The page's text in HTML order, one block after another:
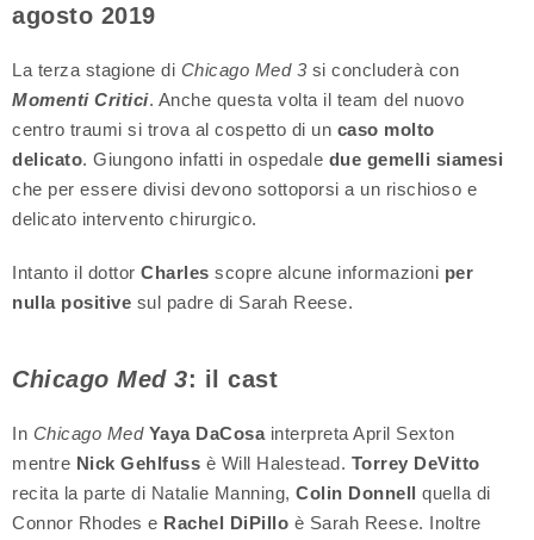
agosto 2019
La terza stagione di Chicago Med 3 si concluderà con
Momenti Critici. Anche questa volta il team del nuovo
centro traumi si trova al cospetto di un caso molto
delicato. Giungono infatti in ospedale due gemelli siamesi
che per essere divisi devono sottoporsi a un rischioso e
delicato intervento chirurgico.
Intanto il dottor Charles scopre alcune informazioni per
nulla positive sul padre di Sarah Reese.
Chicago Med 3: il cast
In Chicago Med Yaya DaCosainterpreta April Sexton
mentre Nick Gehlfuss è Will Halestead. Torrey DeVitto
recita la parte di Natalie Manning, Colin Donnell quella di
Connor Rhodes e Rachel DiPillo è Sarah Reese. Inoltre